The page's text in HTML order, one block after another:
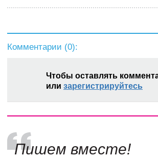
Комментарии (0):
Чтобы оставлять
или зарегистрируйтесь
Пишем вместе!